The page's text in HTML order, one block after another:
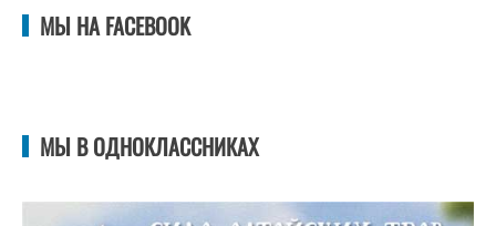
МЫ НА FACEBOOK
МЫ В ОДНОКЛАССНИКАХ